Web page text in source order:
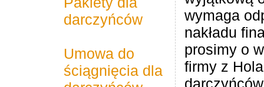
darczyńców
Umowa do
ściągnięcia dla
wymaga
nakładu
prosimy o
firmy z